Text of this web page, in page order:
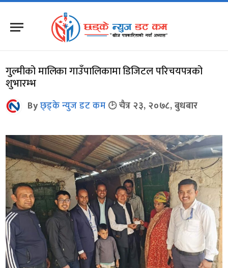
गुल्मीको मालिका गाउँपालिकामा डिजिटल परिचयपत्रको
शुभारम्भ
Byछ्ड्के न्युज डट कम चैत्र २३, २०७८, बुधबार